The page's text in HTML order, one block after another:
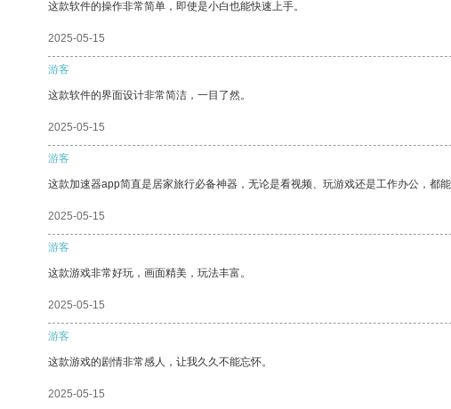
这款软件的操作非常简单，即使是小白也能快速上手。
2025-05-15
游客
这款软件的界面设计非常简洁，一目了然。
2025-05-15
游客
这款加速器app简直是居家旅行必备神器，无论是看视频、玩游戏还是工作办公，都
2025-05-15
游客
这款游戏非常好玩，画面精美，玩法丰富。
2025-05-15
游客
这款游戏的剧情非常感人，让我久久不能忘怀。
2025-05-15